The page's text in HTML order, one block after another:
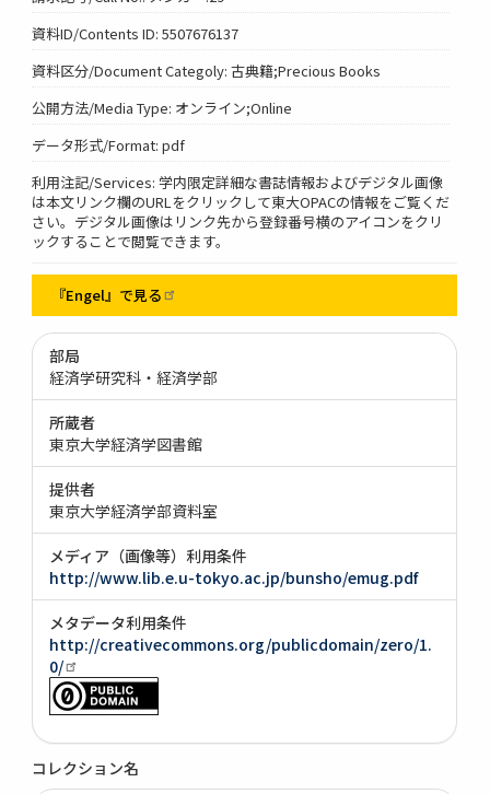
資料ID/Contents ID: 5507676137
資料区分/Document Categoly: 古典籍;Precious Books
公開方法/Media Type: オンライン;Online
データ形式/Format: pdf
利用注記/Services: 学内限定詳細な書誌情報およびデジタル画像
は本文リンク欄のURLをクリックして東大OPACの情報をご覧くだ
さい。デジタル画像はリンク先から登録番号横のアイコンをクリ
ックすることで閲覧できます。
『Engel』で見る
部局
経済学研究科・経済学部
所蔵者
東京大学経済学図書館
提供者
東京大学経済学部資料室
メディア（画像等）利用条件
http://www.lib.e.u-tokyo.ac.jp/bunsho/emug.pdf
メタデータ利用条件
http://creativecommons.org/publicdomain/zero/1.
0/
コレクション名